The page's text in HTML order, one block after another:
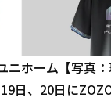
ニホーム【写真：
日、20日に